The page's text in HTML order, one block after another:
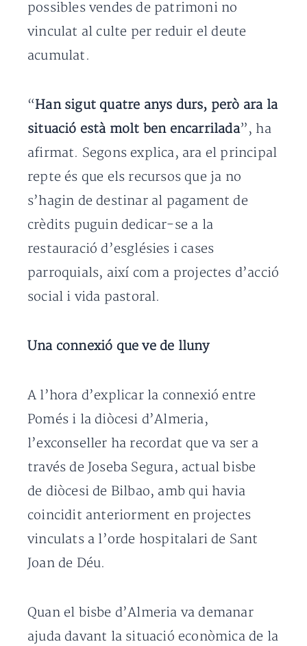
possibles vendes de patrimoni no
vinculat al culte per reduir el deute
acumulat.
“Han sigut quatre anys durs, però ara la
situació està molt ben encarrilada”, ha
afirmat. Segons explica, ara el principal
repte és que els recursos que ja no
s’hagin de destinar al pagament de
crèdits puguin dedicar-se a la
restauració d’esglésies i cases
parroquials, així com a projectes d’acció
social i vida pastoral.
Una connexió que ve de lluny
A l’hora d’explicar la connexió entre
Pomés i la diòcesi d’Almeria,
l’exconseller ha recordat que va ser a
través de Joseba Segura, actual bisbe
de diòcesi de Bilbao, amb qui havia
coincidit anteriorment en projectes
vinculats a l’orde hospitalari de Sant
Joan de Déu.
Quan el bisbe d’Almeria va demanar
ajuda davant la situació econòmica de la